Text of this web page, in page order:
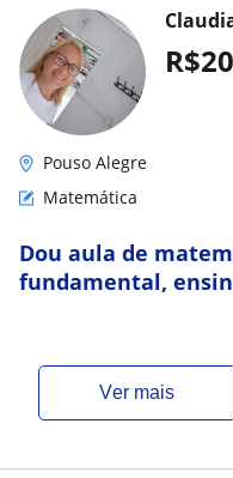
R$20
Pouso Alegre
Matemática
Dou aula de
fundamental,
ver mais